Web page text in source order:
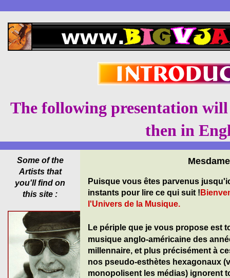
The following presentation
then in
Some of the
Artists that
you'll find on
this site :
Puisque vous êtes parvenus
instants pour lire ce qui suit !
l'Univers de la Musique.
Le périple que je vous propose est
musique anglo-américaine des
millennaire, et plus précisément à
nos pseudo-esthètes hexagonaux
monopolisent les médias) ignorent